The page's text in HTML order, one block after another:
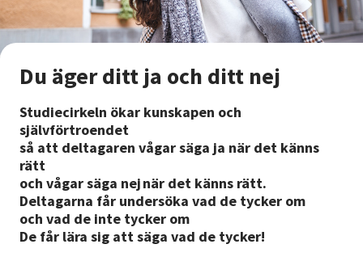
Nyheter
Avdelningar
Lyssna
Du äger ditt ja och ditt nej
Studiecirkeln ökar kunskapen och
självförtroendet
så att deltagaren vågar säga ja när det känns
rätt
och vågar säga nej när det känns rätt.
Deltagarna får undersöka vad de tycker om
och vad de inte tycker om
De får lära sig att säga vad de tycker!